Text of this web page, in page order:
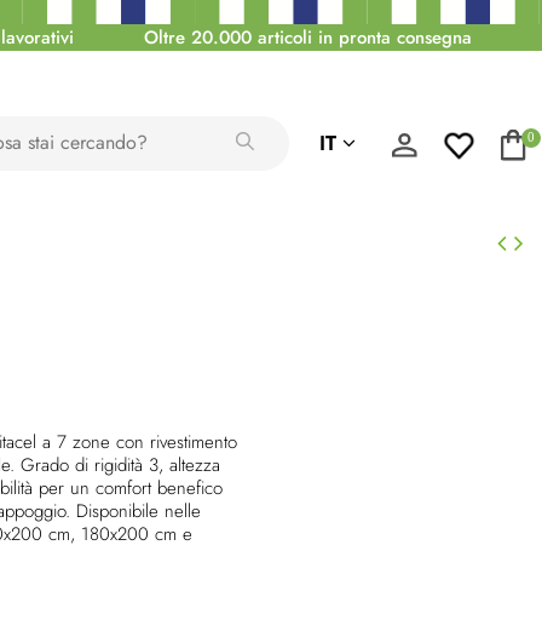
Oltre 20.000 articoli in pronta consegna
IT 0
a 7 zone con rivestimento
Grado di rigidità 3, altezza
per un comfort benefico
Disponibile nelle
cm, 180x200 cm e